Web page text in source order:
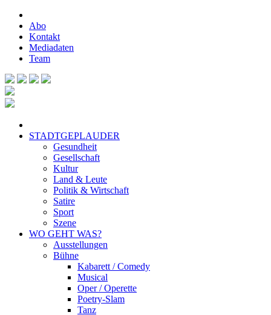
Abo
Kontakt
Mediadaten
Team
STADTGEPLAUDER
Gesundheit
Gesellschaft
Kultur
Land & Leute
Politik & Wirtschaft
Satire
Sport
Szene
WO GEHT WAS?
Ausstellungen
Bühne
Kabarett / Comedy
Musical
Oper / Operette
Poetry-Slam
Tanz